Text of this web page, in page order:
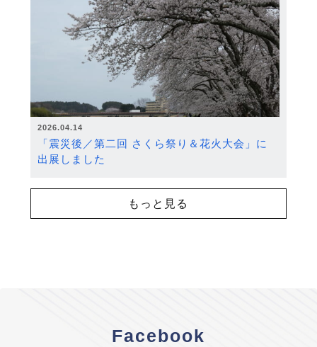
2026.04.14
「震災後／第二回 さくら祭り＆花火大会」に
出展しました
もっと見る
Facebook